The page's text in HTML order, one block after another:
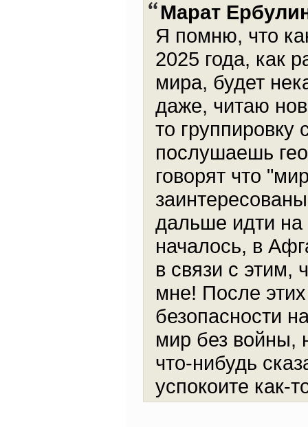
Марат
Я помню, что
2025 года, как
мира, будет
даже, читаю
то
послушаешь
говорят что
дальше идти на
началось, в
в связи с этим,
мне! После
безопасности
мир без войны,
что-нибудь
успокоите как-